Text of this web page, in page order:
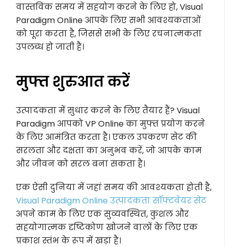
वास्तविक समय में सहयोग करने के लिए हो, Visual
Paradigm Online आपके लिए सभी आवश्यकताओं
को पूरा करता है, जिससे सभी के लिए रचनात्मकता
उपलब्ध हो जाती है।
मुफ्त शुरुआत करें
उत्पादकता में सुधार करने के लिए तैयार हैं? Visual
Paradigm आपको VP Online का मुफ्त प्रयोग करने
के लिए आमंत्रित करता है। एकल उपकरण सेट की
सरलता और दक्षता का अनुभव करें, जो आपके काम
और जीवन को सरल बना सकता है।
एक ऐसी दुनिया में जहां समय की आवश्यकता होती है,
Visual Paradigm Online उत्पादकता सॉफ्टवेयर सेट
अपने काम के लिए एक सुव्यवस्थित, कुशल और
सहयोगात्मक दृष्टिकोण खोजने वालों के लिए एक
प्रकाश स्तंभ के रूप में खड़ा है।